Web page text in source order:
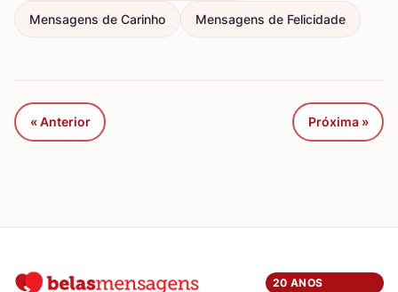
Mensagens de Carinho Mensagens de Felicidade
« Anterior Próxima »
20 ANOS